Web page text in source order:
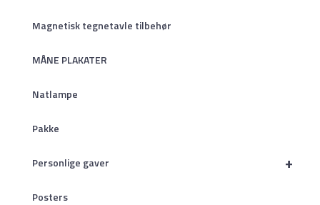
Magnetisk tegnetavle tilbehør
MÅNE PLAKATER
Natlampe
Pakke
+
Personlige gaver
Posters